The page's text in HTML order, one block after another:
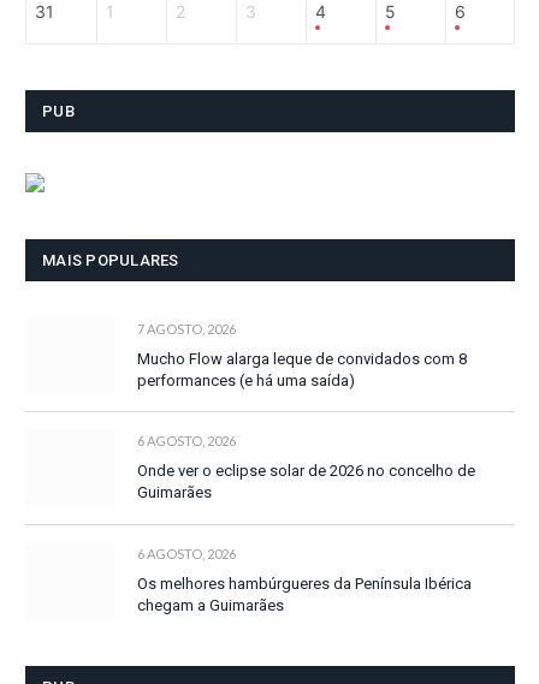
31 1 2 3 4 5 6
PUB
MAIS POPULARES
7 AGOSTO, 2026
Mucho Flow alarga leque de convidados com 8
performances (e há uma saída)
6 AGOSTO, 2026
Onde ver o eclipse solar de 2026 no concelho de
Guimarães
6 AGOSTO, 2026
Os melhores hambúrgueres da Península Ibérica
chegam a Guimarães